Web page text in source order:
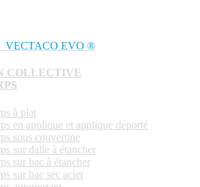
VECTACO EVO ®
COLLECTIVE
à plat
en applique et applique déporté
sous couvertine
sur dalle à étancher
sur bac à étancher
sur bac sec acier